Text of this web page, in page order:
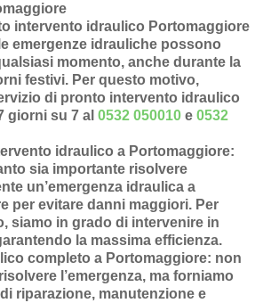
intervento idraulico Portomaggiore
emergenze idrauliche possono
momento, anche durante la
festivi. Per questo motivo,
di pronto intervento idraulico
giorni su 7 al0532 050010 e0532
idraulico a Portomaggiore:
sia importante risolvere
un’emergenza idraulica a
per evitare danni maggiori. Per
siamo in grado di intervenire in
la massima efficienza.
completo a Portomaggiore: non
l’emergenza, ma forniamo
riparazione, manutenzione e